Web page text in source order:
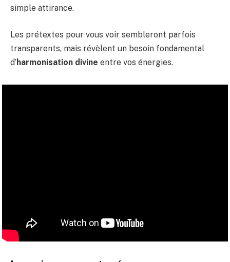
simple attirance.
Les prétextes pour vous voir sembleront parfois
transparents, mais révèlent un besoin fondamental
d’harmonisation divine entre vos énergies.